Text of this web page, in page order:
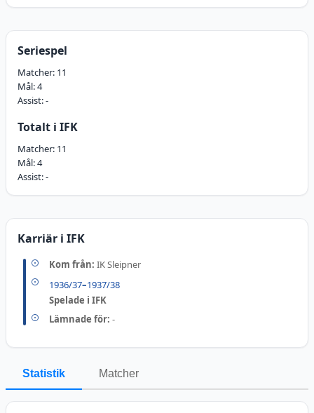
Seriespel
Matcher: 11
Mål:4
Assist:-
Totalt i IFK
Matcher: 11
Mål:4
Assist:-
Karriär i IFK
Kom från: IK Sleipner
1936/37–1937/38
Spelade i IFK
Lämnade för: -
Statistik Matcher